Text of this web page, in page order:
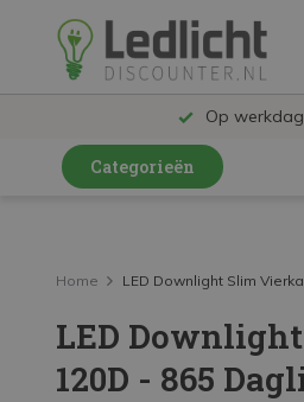
Op
Categorieën
LED Railspots
LED Panelen
LED TL
Home LED Downlight Slim
LED
120D - 865